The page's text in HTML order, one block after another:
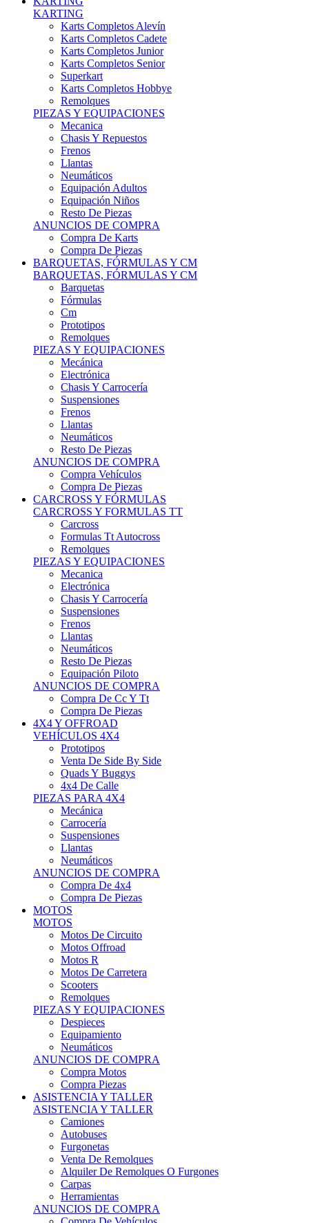
Karts Completos Alevín
Karts Completos Cadete
Karts Completos Junior
Karts Completos Senior
Superkart
Karts Completos Hobbye
Remolques
PIEZAS Y EQUIPACIONES
Mecanica
Chasis Y Repuestos
Frenos
Llantas
Neumáticos
Equipación Adultos
Equipación Niños
Resto De Piezas
ANUNCIOS DE COMPRA
Compra De Karts
Compra De Piezas
BARQUETAS, FÓRMULAS Y CM
BARQUETAS, FÓRMULAS Y CM
Barquetas
Fórmulas
Cm
Prototipos
Remolques
PIEZAS Y EQUIPACIONES
Mecánica
Electrónica
Chasis Y Carrocería
Suspensiones
Frenos
Llantas
Neumáticos
Resto De Piezas
ANUNCIOS DE COMPRA
Compra Vehículos
Compra De Piezas
CARCROSS Y FÓRMULAS
CARCROSS Y FORMULAS TT
Carcross
Formulas Tt Autocross
Remolques
PIEZAS Y EQUIPACIONES
Mecanica
Electrónica
Chasis Y Carrocería
Suspensiones
Frenos
Llantas
Neumáticos
Resto De Piezas
Equipación Piloto
ANUNCIOS DE COMPRA
Compra De Cc Y Tt
Compra De Piezas
4X4 Y OFFROAD
VEHÍCULOS 4X4
Prototipos
Venta De Side By Side
Quads Y Buggys
4x4 De Calle
PIEZAS PARA 4X4
Mecánica
Carrocería
Suspensiones
Llantas
Neumáticos
ANUNCIOS DE COMPRA
Compra De 4x4
Compra De Piezas
MOTOS
MOTOS
Motos De Circuito
Motos Offroad
Motos R
Motos De Carretera
Scooters
Remolques
PIEZAS Y EQUIPACIONES
Despieces
Equipamiento
Neumáticos
ANUNCIOS DE COMPRA
Compra Motos
Compra Piezas
ASISTENCIA Y TALLER
ASISTENCIA Y TALLER
Camiones
Autobuses
Furgonetas
Venta De Remolques
Alquiler De Remolques O Furgones
Carpas
Herramientas
ANUNCIOS DE COMPRA
Compra De Vehículos
Compra De Herramientas